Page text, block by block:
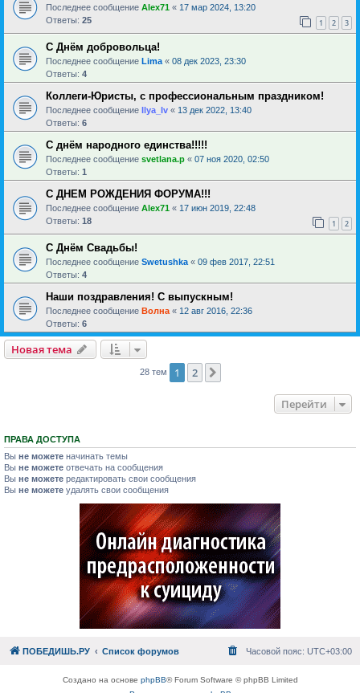
Последнее сообщение Alex71 « 17 мар 2024, 13:20
Ответы: 25 1 2 3
С Днём добровольца!
Последнее сообщение Lima « 08 дек 2023, 23:30
Ответы: 4
Коллеги-Юристы, с профессиональным праздником!
Последнее сообщение Ilya_Iv « 13 дек 2022, 13:40
Ответы: 6
С днём народного единства!!!!!
Последнее сообщение svetlana.p « 07 ноя 2020, 02:50
Ответы: 1
С ДНЕМ РОЖДЕНИЯ ФОРУМА!!!
Последнее сообщение Alex71 « 17 июн 2019, 22:48
Ответы: 18 1 2
С Днём Свадьбы!
Последнее сообщение Swetushka « 09 фев 2017, 22:51
Ответы: 4
Наши поздравления! С выпускным!
Последнее сообщение Волна « 12 авг 2016, 22:36
Ответы: 6
Новая тема
28 тем 1 2
Перейти
ПРАВА ДОСТУПА
Вы не можете начинать темы
Вы не можете отвечать на сообщения
Вы не можете редактировать свои сообщения
Вы не можете удалять свои сообщения
ПОБЕДИШЬ.РУ Список форумов Часовой пояс: UTC+03:00
Создано на основе phpBB® Forum Software © phpBB Limited